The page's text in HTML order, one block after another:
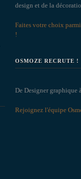
design et de la
Faites votre choix
!
OSMOZE RECRUTE !
De Designer graphique
Rejoignez l'équipe